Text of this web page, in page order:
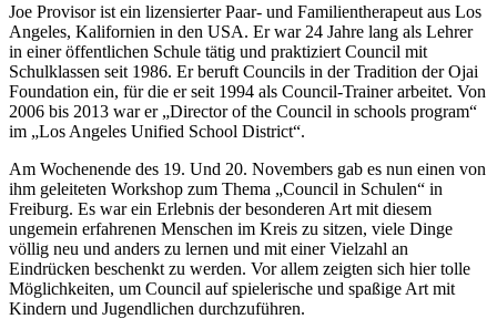
Joe Provisor ist ein lizensierter Paar- und Familientherapeut aus Los
Angeles, Kalifornien in den USA. Er war 24 Jahre lang als Lehrer
in einer öffentlichen Schule tätig und praktiziert Council mit
Schulklassen seit 1986. Er beruft Councils in der Tradition der Ojai
Foundation ein, für die er seit 1994 als Council-Trainer arbeitet. Von
2006 bis 2013 war er „Director of the Council in schools program“
im „Los Angeles Unified School District“.
Am Wochenende des 19. Und 20. Novembers gab es nun einen von
ihm geleiteten Workshop zum Thema „Council in Schulen“ in
Freiburg. Es war ein Erlebnis der besonderen Art mit diesem
ungemein erfahrenen Menschen im Kreis zu sitzen, viele Dinge
völlig neu und anders zu lernen und mit einer Vielzahl an
Eindrücken beschenkt zu werden. Vor allem zeigten sich hier tolle
Möglichkeiten, um Council auf spielerische und spaßige Art mit
Kindern und Jugendlichen durchzuführen.